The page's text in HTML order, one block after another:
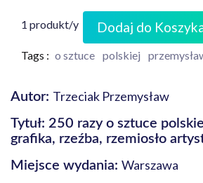
1 produkt/y Dodaj do
Tags : o sztuce polskiej
Autor: Trzeciak Przemysław
Tytuł: 250 razy o sztuce
grafika, rzeźba, rzemiosło
Miejsce wydania: Warszawa